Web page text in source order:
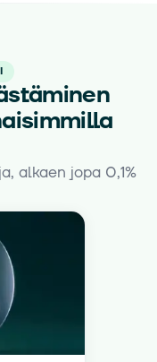
alkaen jopa 0,1%